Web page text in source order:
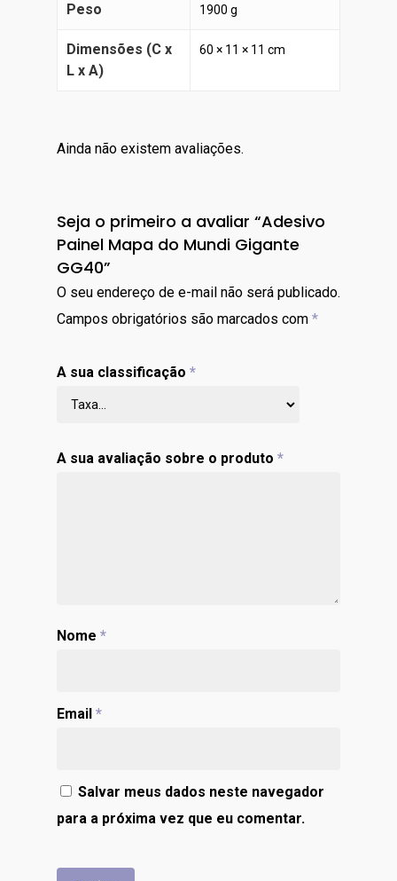
Peso 1900 g
Dimensões (C x
L x A)
60 × 11 × 11 cm
Ainda não existem avaliações.
Seja o primeiro a avaliar “Adesivo
Painel Mapa do Mundi Gigante
GG40”
O seu endereço de e-mail não será publicado.
Campos obrigatórios são marcados com *
A sua classificação *
A sua avaliação sobre o produto *
Nome *
Email *
Salvar meus dados neste navegador
para a próxima vez que eu comentar.